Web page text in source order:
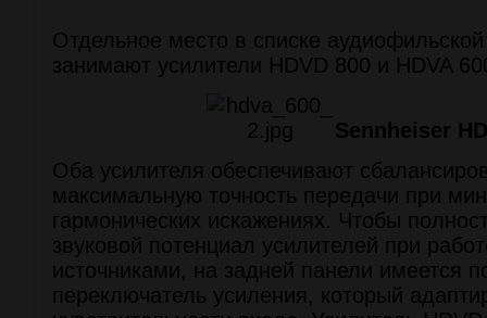
Отдельное место в списке
занимают усилители HDVD 800 и HDVA
Sennheiser
Оба усилителя обеспечивают
максимальную точность передачи при
гармонических искажениях. Чтобы
звуковой потенциал усилителей при
источниками, на задней панели имеется
переключатель усиления, который